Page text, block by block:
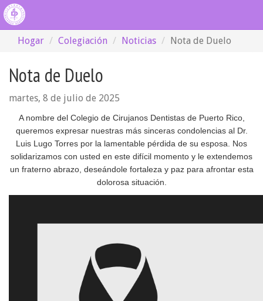
Hogar Colegiación Noticias Nota de Duelo
Nota de Duelo
martes, 8 de julio de 2025
A nombre del Colegio de Cirujanos Dentistas de Puerto Rico,
queremos expresar nuestras más sinceras condolencias al Dr.
Luis Lugo Torres por la lamentable pérdida de su esposa. Nos
solidarizamos con usted en este difícil momento y le extendemos
un fraterno abrazo, deseándole fortaleza y paz para afrontar esta
dolorosa situación.